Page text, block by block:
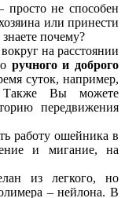
не способен
или принести
почему?
на расстоянии
ручного и доброго
суток, например,
Также Вы можете
передвижения
работу ошейника в
и мигание, на
из легкого, но
– нейлона. В